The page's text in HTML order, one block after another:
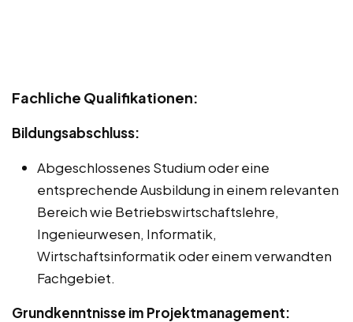
Fachliche Qualifikationen:
Bildungsabschluss:
Abgeschlossenes Studium oder eine
entsprechende Ausbildung in einem relevanten
Bereich wie Betriebswirtschaftslehre,
Ingenieurwesen, Informatik,
Wirtschaftsinformatik oder einem verwandten
Fachgebiet.
Grundkenntnisse im Projektmanagement: